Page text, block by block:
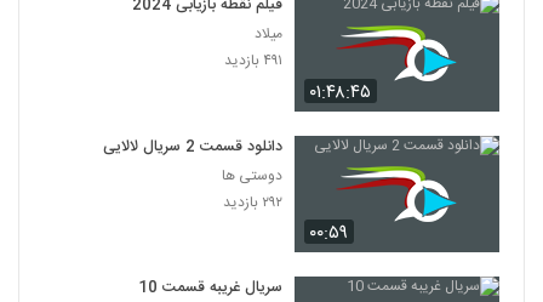
۰۱:۴۸:۴۵
فیلم نقطه بازیابی 2024
میلاد
۴۹۱ بازدید
۰۰:۵۹
دانلود قسمت 2 سریال لالایی
دوستی ها
۲۹۲ بازدید
سریال غریبه قسمت 10